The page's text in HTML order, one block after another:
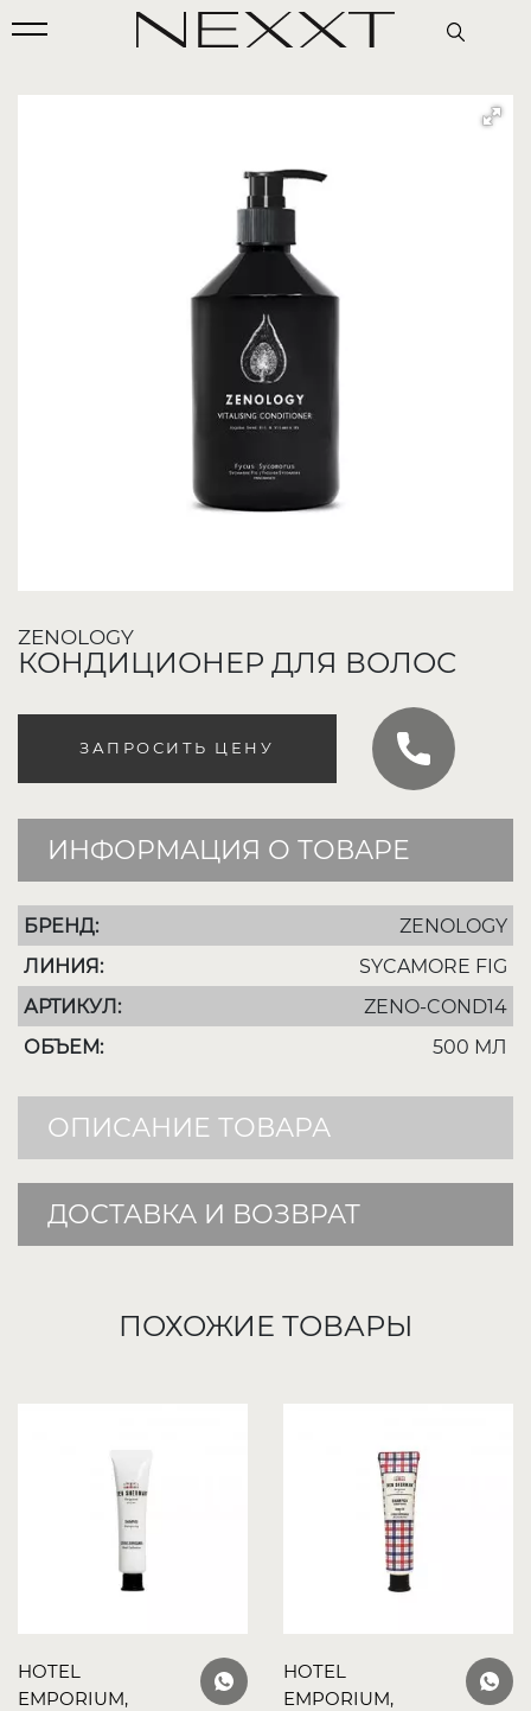
ZENOLOGY
КОНДИЦИОНЕР ДЛЯ ВОЛОС
ЗАПРОСИТЬ ЦЕНУ
ИНФОРМАЦИЯ О ТОВАРЕ
БРЕНД:
ZENOLOGY
ЛИНИЯ:
SYCAMORE FIG
АРТИКУЛ:
ZENO-COND14
ОБЪЕМ:
500 МЛ
ОПИСАНИЕ ТОВАРА
ДОСТАВКА И ВОЗВРАТ
ПОХОЖИЕ ТОВАРЫ
HOTEL
EMPORIUM,
HOTEL
EMPORIUM,